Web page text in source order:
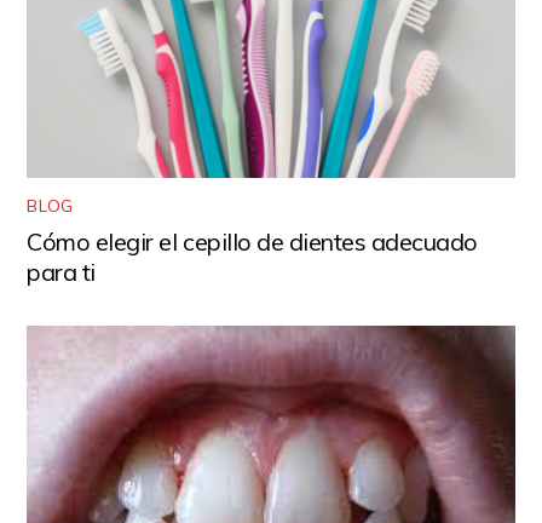
BLOG
Cómo elegir el cepillo de dientes adecuado
para ti